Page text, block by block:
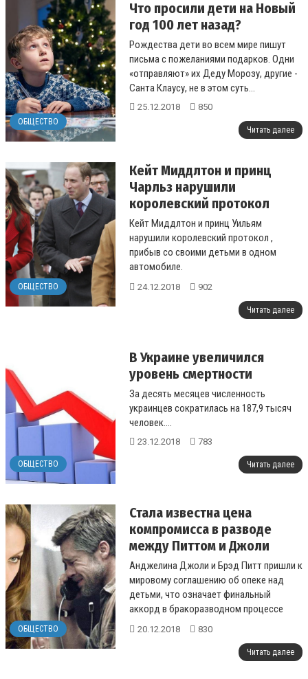
ОБЩЕСТВО
Что просили дети на Новый
год 100 лет назад?
Рождества дети во всем мире пишут
письма с пожеланиями подарков. Одни
«отправляют» их Деду Морозу, другие -
Санта Клаусу, не в этом суть...
25.12.2018 850
Читать далее
ОБЩЕСТВО
Кейт Миддлтон и принц
Чарльз нарушили
королевский протокол
Кейт Миддлтон и принц Уильям
нарушили королевский протокол ,
прибыв со своими детьми в одном
автомобиле.
... 24.12.2018 902
Читать далее
ОБЩЕСТВО
В Украине увеличился
уровень смертности
За десять месяцев численность
украинцев сократилась на 187,9 тысяч
человек....
23.12.2018 783
Читать далее
ОБЩЕСТВО
Стала известна цена
компромисса в разводе
между Питтом и Джоли
Анджелина Джоли и Брэд Питт пришли к
мировому соглашению об опеке над
детьми, что означает финальный
аккорд в бракоразводном процессе
звезд, сообщает Хроника.инфо со
20.12.2018 830
Читать далее